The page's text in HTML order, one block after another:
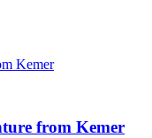
from Kemer